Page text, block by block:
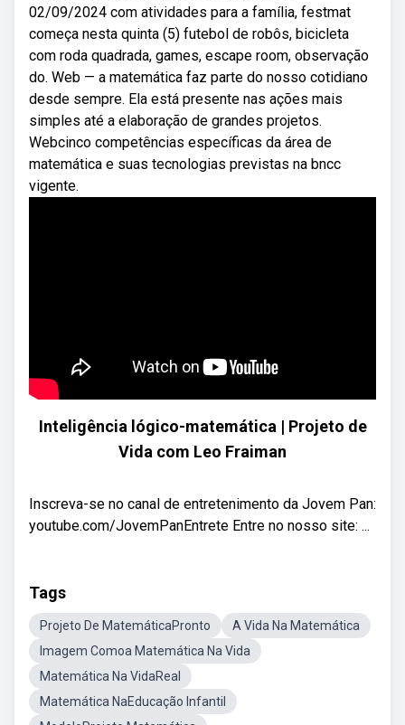
02/09/2024 com atividades para a família, festmat
começa nesta quinta (5) futebol de robôs, bicicleta
com roda quadrada, games, escape room, observação
do. Web — a matemática faz parte do nosso cotidiano
desde sempre. Ela está presente nas ações mais
simples até a elaboração de grandes projetos.
Webcinco competências específicas da área de
matemática e suas tecnologias previstas na bncc
vigente.
Inteligência lógico-matemática | Projeto de
Vida com Leo Fraiman
Inscreva-se no canal de entretenimento da Jovem Pan:
youtube.com/JovemPanEntrete Entre no nosso site: ...
Tags
Projeto De MatemáticaPronto
A Vida Na Matemática
Imagem Comoa Matemática Na Vida
Matemática Na VidaReal
Matemática NaEducação Infantil